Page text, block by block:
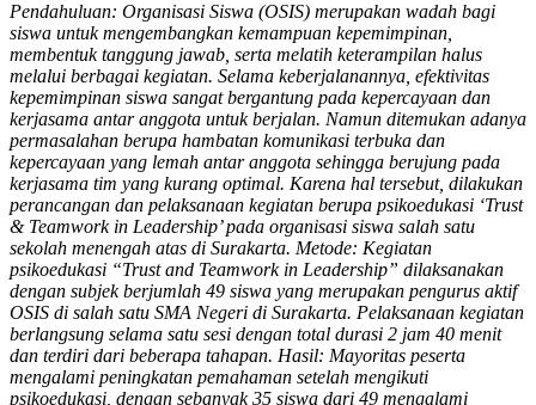
Pendahuluan: Organisasi Siswa (OSIS) merupakan wadah bagi
siswa untuk mengembangkan kemampuan kepemimpinan,
membentuk tanggung jawab, serta melatih keterampilan halus
melalui berbagai kegiatan. Selama keberjalanannya, efektivitas
kepemimpinan siswa sangat bergantung pada kepercayaan dan
kerjasama antar anggota untuk berjalan. Namun ditemukan adanya
permasalahan berupa hambatan komunikasi terbuka dan
kepercayaan yang lemah antar anggota sehingga berujung pada
kerjasama tim yang kurang optimal. Karena hal tersebut, dilakukan
perancangan dan pelaksanaan kegiatan berupa psikoedukasi ‘Trust
& Teamwork in Leadership’ pada organisasi siswa salah satu
sekolah menengah atas di Surakarta. Metode: Kegiatan
psikoedukasi “Trust and Teamwork in Leadership” dilaksanakan
dengan subjek berjumlah 49 siswa yang merupakan pengurus aktif
OSIS di salah satu SMA Negeri di Surakarta. Pelaksanaan kegiatan
berlangsung selama satu sesi dengan total durasi 2 jam 40 menit
dan terdiri dari beberapa tahapan. Hasil: Mayoritas peserta
mengalami peningkatan pemahaman setelah mengikuti
psikoedukasi, dengan sebanyak 35 siswa dari 49 mengalami